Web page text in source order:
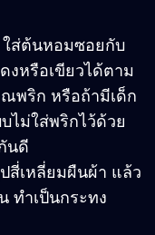
ใส่ต้นหอมซอยกับ
งหรือเขียวได้ตาม
พริก หรือถ้ามีเด็ก
ไม่ใส่พริกไว้ด้วย
นดี
สี่เหลี่ยมผืนผ้า แล้ว
ทำเป็นกระทง